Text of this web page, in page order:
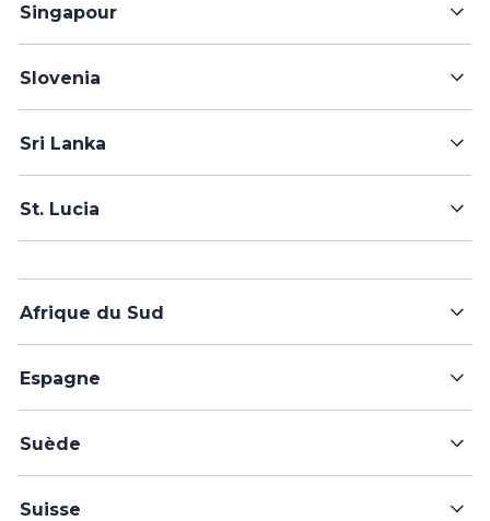
Singapour
Slovenia
Sri Lanka
St. Lucia
Afrique du Sud
Espagne
Suède
Suisse